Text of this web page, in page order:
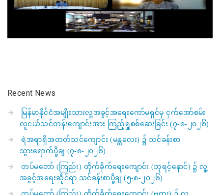
Recent News
မြန်မာနိုင်ငံအမျိုးသားလူ့အခွင့်အရေးကော်မရှင်မှ ငှက်အော်စမ်း
လူငယ်သင်တန်းကျောင်းအား ကြည့်ရှုစစ်ဆေးခြင်း (၇-၈-၂၀၂၆)
ရဲအရာရှိအတတ်သင်ကျောင်း (မန္တလေး) ၌ သင်ခန်းစာ
သွားရောက်ပို့ချ (၇-၈-၂၀၂၆)
တပ်မတော် (ကြည်း) တိုက်ခိုက်ရေးကျောင်း (ဘုရင့်နောင်) ၌ လူ့
အခွင့်အရေးဆိုင်ရာ သင်ခန်းစာပို့ချ (၅-၈-၂၀၂၆)